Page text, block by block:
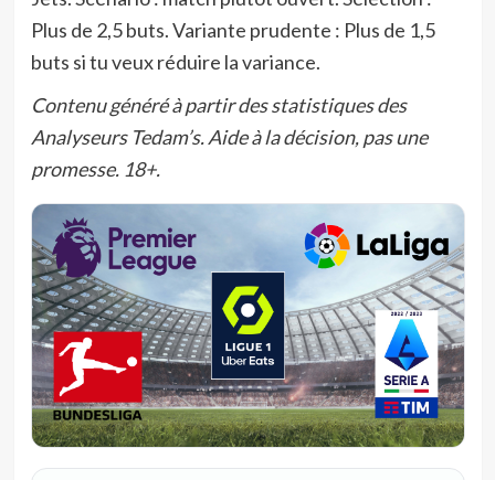
Plus de 2,5 buts. Variante prudente : Plus de 1,5
buts si tu veux réduire la variance.
Contenu généré à partir des statistiques des
Analyseurs Tedam’s. Aide à la décision, pas une
promesse. 18+.